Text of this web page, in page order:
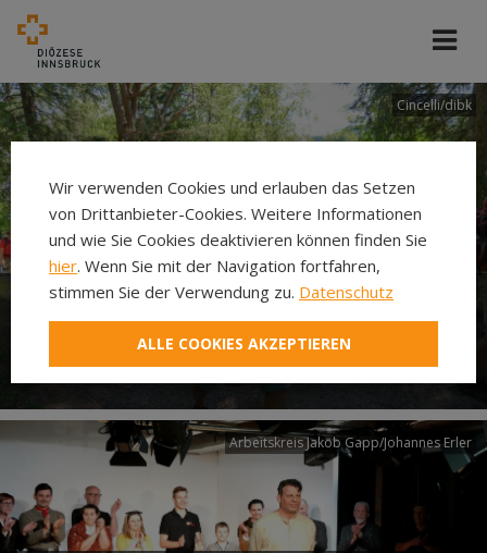
Cincelli/dibk
Neuer Pilgerweg Via
Laudato si’
Arbeitskreis Jakob Gapp/Johannes Erler
Wir verwenden Cookies und erlauben das Setzen
von Drittanbieter-Cookies. Weitere Informationen
und wie Sie Cookies deaktivieren können finden Sie
hier. Wenn Sie mit der Navigation fortfahren,
stimmen Sie der Verwendung zu. Datenschutz
ALLE COOKIES AKZEPTIEREN